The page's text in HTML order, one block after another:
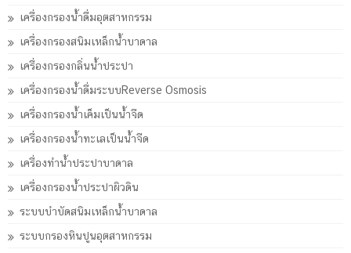
เครื่องกรองน้ำดื่มอุตสาหกรรม
เครื่องกรองสนิมเหล็กน้ำบาดาล
เครื่องกรองกลิ่นน้ำประปา
เครื่องกรองน้ำดื่มระบบReverse Osmosis
เครื่องกรองน้ำเค็มเป็นน้ำจืด
เครื่องกรองน้ำทะเลเป็นน้ำจืด
เครื่องทำน้ำประปาบาดาล
เครื่องกรองน้ำประปาผิวดิน
ระบบบำบัดสนิมเหล็กน้ำบาดาล
ระบบกรองหินปูนอุตสาหกรรม